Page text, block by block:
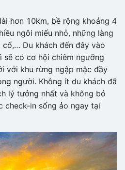
hơn 10km, bề rộng khoảng 4
ngôi miếu nhỏ, những làng
Du khách đến đây vào
sẽ có cơ hội chiêm ngưỡng
với khu rừng ngập mặc đầy
người. Không ít du khách đã
lý tưởng nhất và không bỏ
check-in sống ảo ngay tại